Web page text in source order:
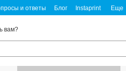
и ответы Блог Instaprint Еще
вам?